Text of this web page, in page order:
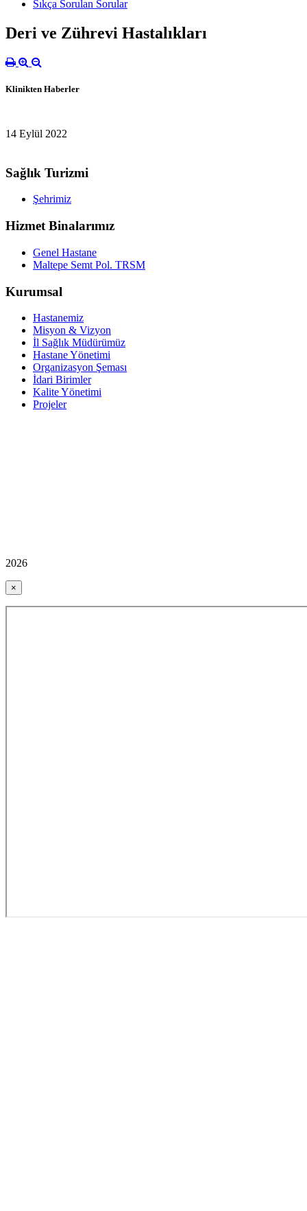
Sıkça Sorulan Sorular
Deri ve Zührevi Hastalıkları
Klinikten Haberler
14 Eylül 2022
Sağlık Turizmi
Şehrimiz
Hizmet Binalarımız
Genel Hastane
Maltepe Semt Pol. TRSM
Kurumsal
Hastanemiz
Misyon & Vizyon
İl Sağlık Müdürümüz
Hastane Yönetimi
Organizasyon Şeması
İdari Birimler
Kalite Yönetimi
Projeler
2026
×